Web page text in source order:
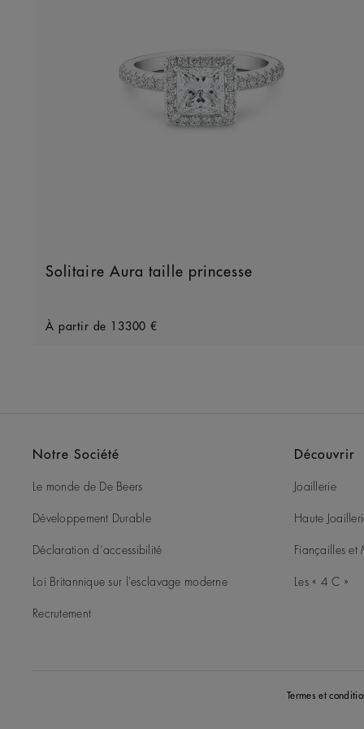
Solitaire Aura taille princesse
À partir de 13300 €
Notre Société
Le monde de De Beers
Développement Durable
Déclaration d’accessibilité
Loi Britannique sur l'esclavage moderne
Recrutement
Découvrir
Joaillerie
Haute
Fiançailles et
Les « 4 C »
Termes et